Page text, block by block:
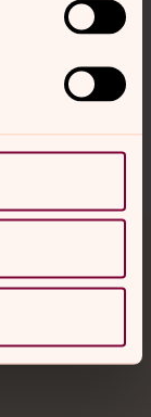
anonymt